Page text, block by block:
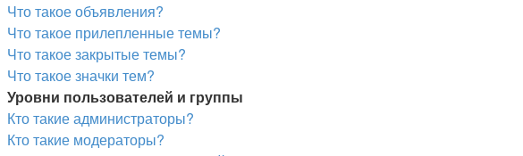
Что такое объявления?
Что такое прилепленные темы?
Что такое закрытые темы?
Что такое значки тем?
Уровни пользователей и группы
Кто такие администраторы?
Кто такие модераторы?